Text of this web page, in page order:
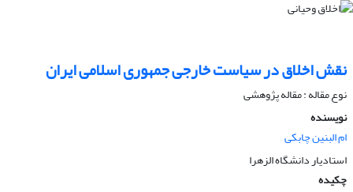
نقش اخلاق در سیاست خارجی جمهوری اسلامی ایران
نوع مقاله : مقاله پژوهشی
نویسنده
ام البنین چابکی
استادیار دانشگاه الزهرا
چکیده